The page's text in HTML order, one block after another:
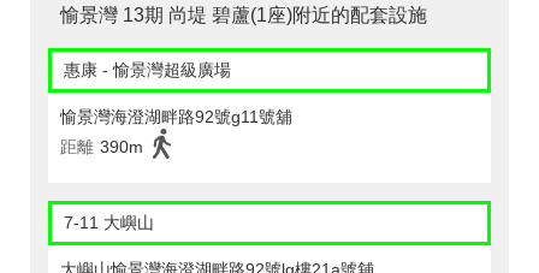
愉景灣 13期 尚堤 碧蘆(1座)附近的配套設施
惠康 - 愉景灣超級廣場
愉景灣海澄湖畔路92號g11號舖
距離 390m
7-11 大嶼山